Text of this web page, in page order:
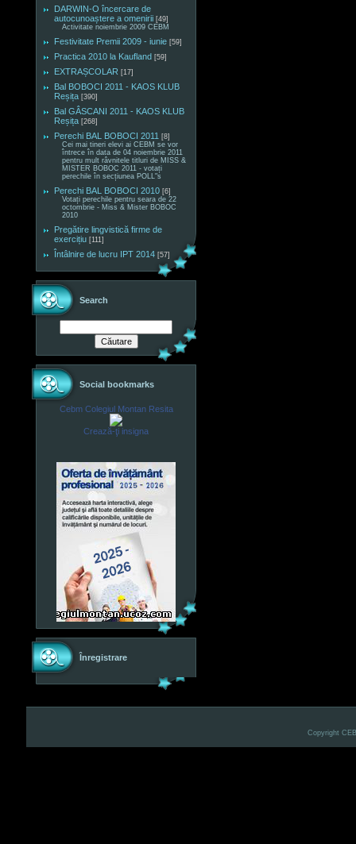
DARWIN-O încercare de
autocunoaștere a omenirii [49]
Activitate noiembrie 2009 CEBM
Festivitate Premii 2009 - iunie [59]
Practica 2010 la Kaufland [59]
EXTRAȘCOLAR [17]
Bal BOBOCI 2011 - KAOS KLUB
Reșița [390]
Bal GÂSCANI 2011 - KAOS KLUB
Reșița [268]
Perechi BAL BOBOCI 2011 [8]
Cei mai tineri elevi ai CEBM se vor
întrece în data de 04 noiembrie 2011
pentru mult râvnitele titluri de MISS &
MISTER BOBOC 2011 - votați
perechile în secțiunea POLL"s
Perechi BAL BOBOCI 2010 [6]
Votați perechile pentru seara de 22
octombrie - Miss & Mister BOBOC
2010
Pregătire lingvistică firme de
exercițiu [111]
Întâlnire de lucru IPT 2014 [57]
Search
Social bookmarks
Cebm Colegiul Montan Resita
Crează-ţi insigna
Înregistrare
Copyright